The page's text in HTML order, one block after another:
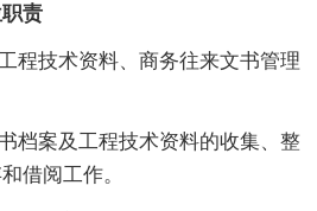
责
技术资料、商务往来文书管理
案及工程技术资料的收集、整
借阅工作。